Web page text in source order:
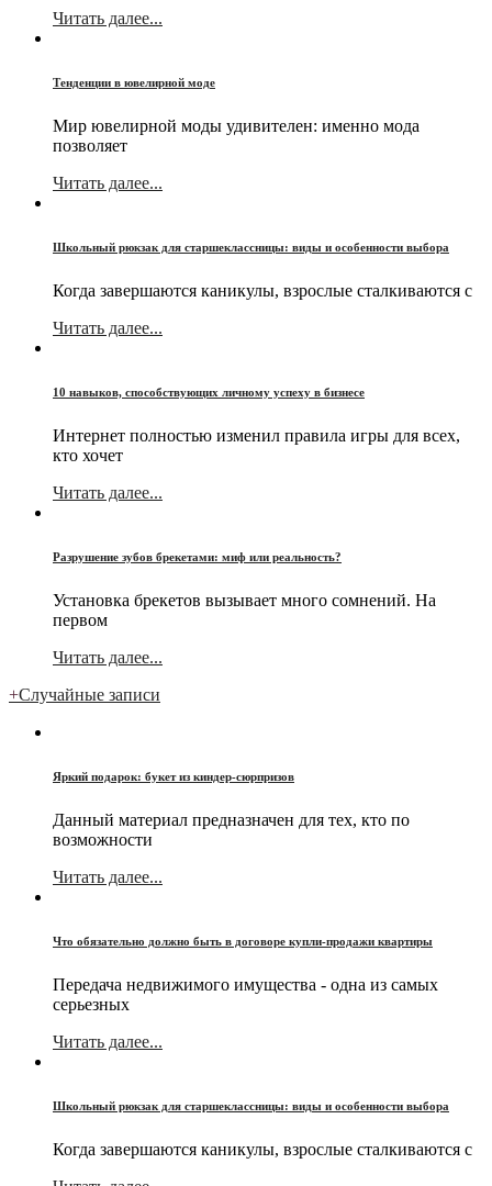
Читать далее...
Тенденции в ювелирной моде
Мир ювелирной моды удивителен: именно мода
позволяет
Читать далее...
Школьный рюкзак для старшеклассницы: виды и особенности выбора
Когда завершаются каникулы, взрослые сталкиваются с
Читать далее...
10 навыков, способствующих личному успеху в бизнесе
Интернет полностью изменил правила игры для всех,
кто хочет
Читать далее...
Разрушение зубов брекетами: миф или реальность?
Установка брекетов вызывает много сомнений. На
первом
Читать далее...
+Случайные записи
Яркий подарок: букет из киндер-сюрпризов
Данный материал предназначен для тех, кто по
возможности
Читать далее...
Что обязательно должно быть в договоре купли-продажи квартиры
Передача недвижимого имущества - одна из самых
серьезных
Читать далее...
Школьный рюкзак для старшеклассницы: виды и особенности выбора
Когда завершаются каникулы, взрослые сталкиваются с